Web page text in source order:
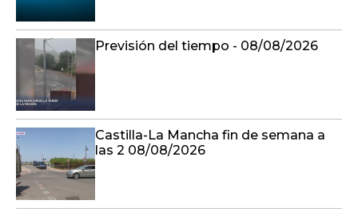
Previsión del tiempo - 08/08/2026
Castilla-La Mancha fin de semana a
las 2 08/08/2026